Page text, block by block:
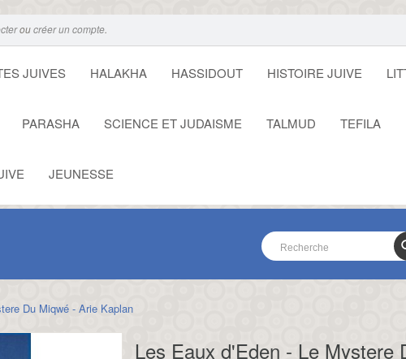
oucréer un compte.
JUIVES HALAKHA HASSIDOUT HISTOIRE JUIVE
PARASHA SCIENCE ET JUDAISME TALMUD TEFILA
JEUNESSE
Du Miqwé - Arie Kaplan
Les Eaux d'Eden - Le Mystere